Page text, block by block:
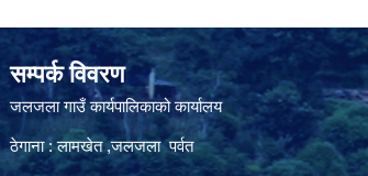
सम्पर्क विवरण
जलजला गाउँ कार्यपालिकाको कार्यालय
ठेगाना : लामखेत ,जलजला पर्वत